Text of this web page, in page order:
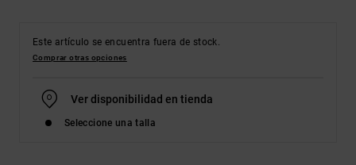
Este artículo se encuentra fuera de stock.
Comprar otras opciones
Ver disponibilidad en tienda
Seleccione una talla